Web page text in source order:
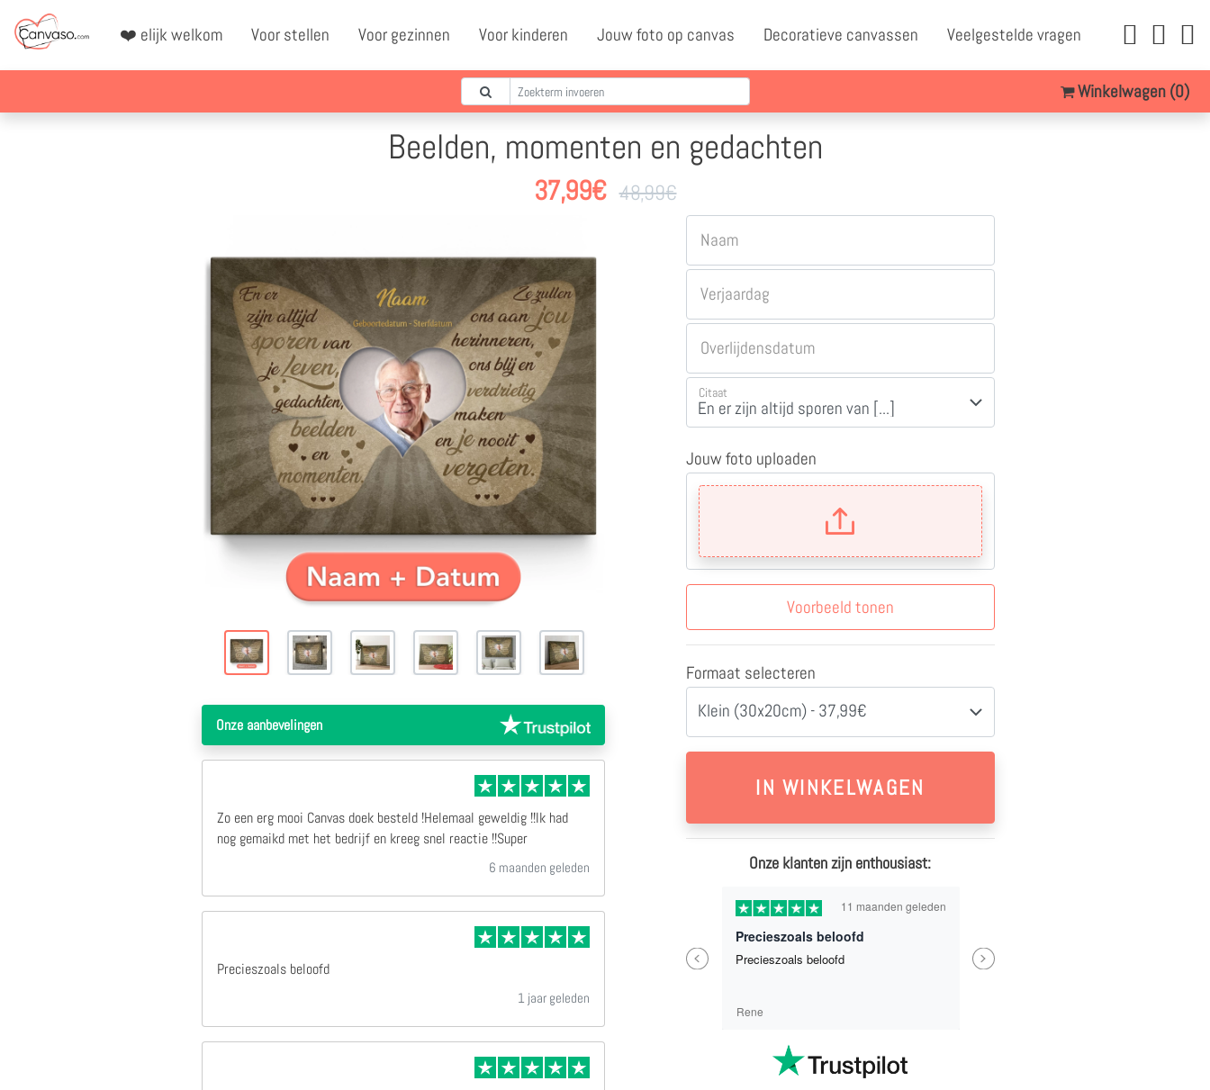
❤️ elijk welkom Voor stellen Voor gezinnen Voor kinderen Jouw foto op canvas Decoratieve canvassen Veelgestelde vragen
Winkelwagen (0)
Beelden, momenten en gedachten
37,99€ 48,99€
Onze aanbevelingen
Zo een erg mooi Canvas doek besteld !Helemaal geweldig !!Ik had
nog gemaikd met het bedrijf en kreeg snel reactie !!Super
6 maanden geleden
Precieszoals beloofd
1 jaar geleden
Naam
Verjaardag
Overlijdensdatum
Citaat
Jouw foto uploaden
Voorbeeld tonen
Formaat selecteren
Klein (30x20cm) - 37,99€
Onze klanten zijn enthousiast:
Previous
deze site werkt snel duidelijk en is zeer
betrouwbaar,heb er nog niet vaak
11 maanden geleden
Precieszoals beloofd
Precieszoals beloofd
Rene
Next